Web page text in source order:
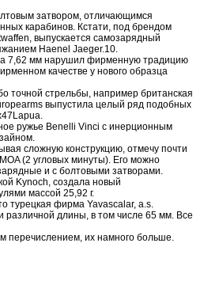
затвором, отличающимся
карабинов. Кстати, под брендом
выпускается самозарядный
Haenel Jaeger.10.
7,62 мм нарушил фирменную традицию
качестве у нового образца
точной стрельбы, например британская
выпустила целый ряд подобных
ружье Benelli Vinci с инерционным
сложную конструкцию, отмечу почти
(2 угловых минуты). Его можно
и с болтовыми затворами.
Kynoch, создала новый
массой 25,92 г.
турецкая фирма Yavascalar, a.s.
различной длины, в том числе 65 мм. Все
перечислением, их намного больше.